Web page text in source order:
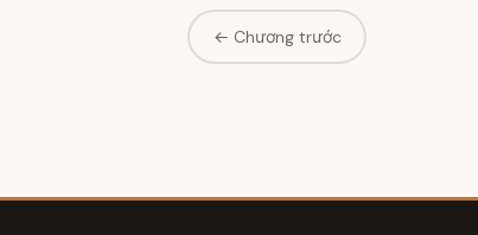
← Chương trước